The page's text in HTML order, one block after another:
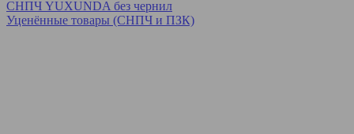
СНПЧ YUXUNDA без чернил
Уценённые товары (СНПЧ и ПЗК)